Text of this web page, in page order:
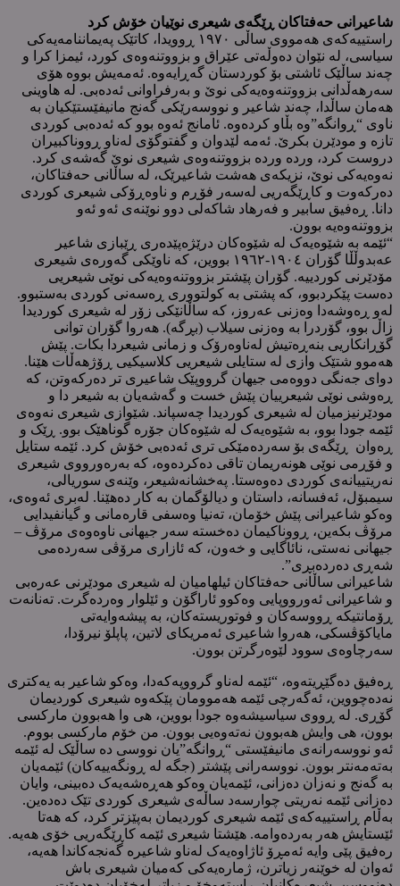
شاعیرانی حەفتاکان ڕێگەی شیعری نوێیان خۆش کرد
راستییەکەی هەمووی ساڵی ١٩٧٠ ڕوویدا، کاتێک پەیماننامەیەکی
سیاسی، لە نێوان دەوڵەتی عێراق و بزووتنەوەی کورد، ئیمزا کرا و
چەند ساڵێک ئاشتی بۆ کوردستان گەڕایەوە. ئەمەیش بووە هۆی
سەرهەڵدانی بزووتنەوەیەکی نوێ و بەرفراوانی ئەدەبی. لە هاوینی
هەمان ساڵدا، چەند شاعیر و نووسەرێکی گەنج مانیفێستێکیان بە
ناوی “ڕوانگە”وە بڵاو کردەوە. ئامانج ئەوە بوو کە ئەدەبی کوردی
تازە و مودێرن بکرێ. ئەمە لێدوان و گفتوگۆی لەناو ڕووناکبیران
دروست کرد، وردە وردە بزووتنەوەی شیعری نوێ گەشەی کرد.
نەوەیەکی نوێ، نزیکەی هەشت شاعیرێک، لە ساڵانی حەفتاکان،
دەرکەوت و کاڕێگەریی لەسەر فۆڕم و ناوەڕۆکی شیعری کوردی
دانا. ڕەفیق سابیر و فەرهاد شاکەلی دوو نوێنەی ئەو ئەو
بزووتنەوەیە بوون.
“ئێمە بە شێوەیەک لە شێوەکان درێژەپێدەری ڕێبازی شاعیر
عەبدوڵڵا گۆران ١٩٠٤-١٩٦٢ بووین، کە ناوێکی گەورەی شیعری
مۆدێرنی کوردییە. گۆران پێشتر بزووتنەوەیەکی نوێی شیعریی
دەست پێکردبوو، کە پشتی بە کولتووری ڕەسەنی کوردی بەستبوو.
لەو ڕەوشەدا وەزنی عەروز، کە ساڵانێکی زۆر لە شیعری کوردیدا
زاڵ بوو، گۆردرا بە وەزنی سیلاب (بڕگە). هەروا گۆران توانی
گۆڕانکاریی بنەڕەتیش لەناوەرۆک و زمانی شیعردا بکات. پێش
هەموو شتێک وازی لە ستایلی شیعریی کلاسیکیی ڕۆژهەڵات هێنا.
دوای جەنگی دووەمی جیهان گرووپێک شاعیری تر دەرکەوتن، کە
ڕەوشی نوێی شیعرییان پێش خست و گەشەیان بە شیعر دا و
مودێرنیزمیان لە شیعری کوردیدا چەسپاند. شێوازی شیعری نەوەی
ئێمە جودا بوو، بە شێوەیەک لە شێوەکان جۆرە گوناهێک بوو. ڕێک و
ڕەوان ڕێگەی بۆ سەردەمێکی تری ئەدەبی خۆش کرد. ئێمە ستایل
و فۆڕمی نوێی هونەریمان تاقی دەکردەوە، کە بەرەورووی شیعری
نەریتییانەی کوردی دەوەستا. پەخشانەشیعر، وێنەی سوریالی،
سیمبۆل، ئەفسانە، داستان و دیالۆگمان بە کار دەهێنا. لەبری ئەوەی،
وەکو شاعیرانی پێش خۆمان، تەنیا وەسفی قارەمانی و گیانفیدایی
مرۆڤ بکەین، ڕووناکیمان دەخستە سەر جیهانی ناوەوەی مرۆڤ –
جیهانی نەستی، نائاگایی و خەون، کە ئازاری مرۆڤی سەردەمی
شەڕی دەردەبڕی”.
شاعیرانی ساڵانی حەفتاکان ئیلهامیان لە شیعری مودێرنی عەرەبی
و شاعیرانی ئەورووپایی وەکوو ئاراگۆن و ئێلوار وەردەگرت. تەنانەت
ڕۆمانتیکە ڕووسەکان و فوتوریستەکان، بە پیشەوایەتی
مایاکۆڤسکی، هەروا شاعیری ئەمریکای لاتین، پاپلۆ نیرۆدا،
سەرچاوەی سوود لێوەرگرتن بوون.
ڕەفیق دەگێڕیتەوە، “ئێمە لەناو گرووپەکەدا، وەکو شاعیر بە یەکتری
نەدەچووین، ئەگەرچی ئێمە هەموومان پێکەوە شیعری کوردیمان
گۆڕی. لە ڕووی سیاسیشەوە جودا بووین، هی وا هەبوون مارکسی
بوون، هی وایش هەبوون نەتەوەیی بوون. من خۆم مارکسی بووم.
ئەو نووسەرانەی مانیفێستی “ڕوانگە”یان نووسی دە ساڵێک لە ئێمە
بەتەمەنتر بوون. نووسەرانی پێشتر (جگە لە ڕونگەییەکان) ئێمەیان
بە گەنج و نەزان دەزانی، ئێمەیان وەکو هەڕەشەیەک دەبینی، وایان
دەزانی ئێمە نەریتی چوارسەد ساڵەی شیعری کوردی تێک دەدەین.
بەڵام ڕاستییەکەی ئێمە شیعری کوردیمان بەپێزتر کرد، کە هەتا
ئێستایش هەر بەردەوامە. هێشتا شیعری ئێمە کاڕێگەریی خۆی هەیە.
رەفیق پێی وایە ئەمڕۆ ئاژاوەیەک لەناو شاعیرە گەنجەکاندا هەیە،
ئەوان لە خوێنەر زیاترن، ژمارەیەکی کەمیان شیعری باش